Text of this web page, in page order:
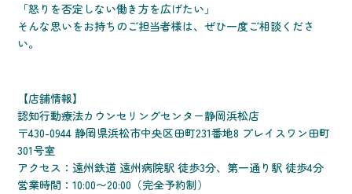
「怒りを否定しない働き方を広げたい」
そんな思いをお持ちのご担当者様は、ぜひ一度ご相談くださ
い。
【店舗情報】
認知行動療法カウンセリングセンター静岡浜松店
〒430-0944 静岡県浜松市中央区田町231番地8 プレイスワン田町
301号室
アクセス：遠州鉄道 遠州病院駅 徒歩3分、第一通り駅 徒歩4分
営業時間：10:00〜20:00（完全予約制）